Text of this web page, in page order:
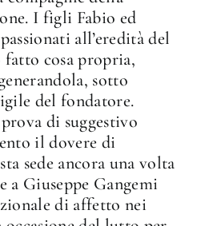
I figli Fabio ed
all’eredità del
fatto cosa propria,
sotto
del fondatore.
di suggestivo
il dovere di
sede ancora una volta
Giuseppe Gangemi
di affetto nei